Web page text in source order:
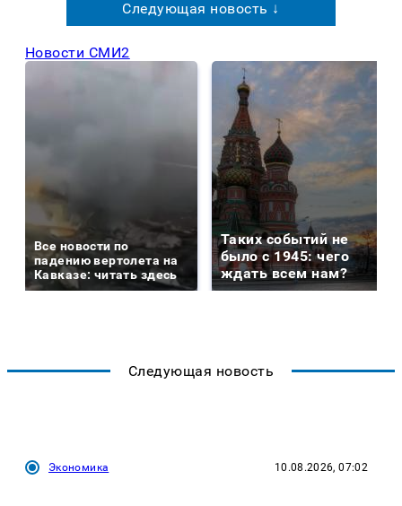
Следующая новость ↓
Новости СМИ2
Все новости по
падению вертолета на
Кавказе: читать здесь
Таких событий не
было с 1945: чего
ждать всем нам?
Следующая новость
Экономика 10.08.2026, 07:02